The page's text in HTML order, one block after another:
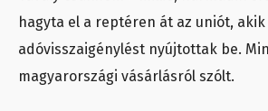
hagyta el a reptéren át az uniót,
adóvisszaigénylést nyújtottak be.
magyarországi vásárlásról szólt.